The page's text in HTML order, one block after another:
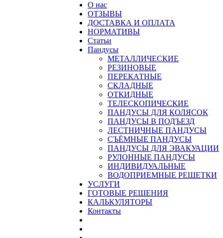
О нас
ОТЗЫВЫ
ДОСТАВКА И ОПЛАТА
НОРМАТИВЫ
Статьи
Пандусы
МЕТАЛЛИЧЕСКИЕ
РЕЗИНОВЫЕ
ПЕРЕКАТНЫЕ
СКЛАДНЫЕ
ОТКИДНЫЕ
ТЕЛЕСКОПИЧЕСКИЕ
ПАНДУСЫ ДЛЯ КОЛЯСОК
ПАНДУСЫ В ПОДЪЕЗД
ЛЕСТНИЧНЫЕ ПАНДУСЫ
CЪЁМНЫЕ ПАНДУСЫ
ПАНДУСЫ ДЛЯ ЭВАКУАЦИИ
РУЛОННЫЕ ПАНДУСЫ
ИНДИВИДУАЛЬНЫЕ
ВОДОПРИЕМНЫЕ РЕШЕТКИ
УСЛУГИ
ГОТОВЫЕ РЕШЕНИЯ
КАЛЬКУЛЯТОРЫ
Контакты